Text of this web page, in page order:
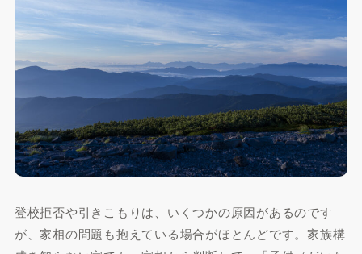
登校拒否や引きこもりは、いくつかの原因があるのです
が、家相の問題も抱えている場合がほとんどです。家族構